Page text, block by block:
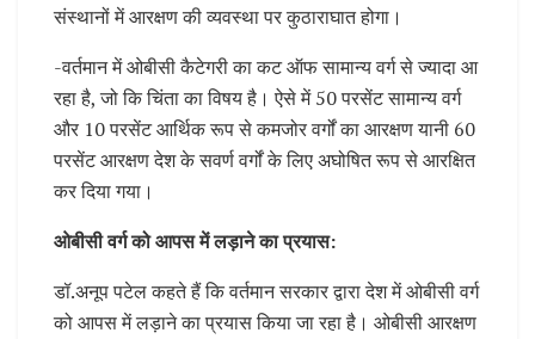
संस्थानों में आरक्षण की व्यवस्था पर कुठाराघात होगा।
-वर्तमान में ओबीसी कैटेगरी का कट ऑफ सामान्य वर्ग से ज्यादा आ
रहा है, जो कि चिंता का विषय है। ऐसे में 50 परसेंट सामान्य वर्ग
और 10 परसेंट आर्थिक रूप से कमजोर वर्गों का आरक्षण यानी 60
परसेंट आरक्षण देश के सवर्ण वर्गों के लिए अघोषित रूप से आरक्षित
कर दिया गया।
ओबीसी वर्ग को आपस में लड़ाने का प्रयास:
डॉ.अनूप पटेल कहते हैं कि वर्तमान सरकार द्वारा देश में ओबीसी वर्ग
को आपस में लड़ाने का प्रयास किया जा रहा है। ओबीसी आरक्षण